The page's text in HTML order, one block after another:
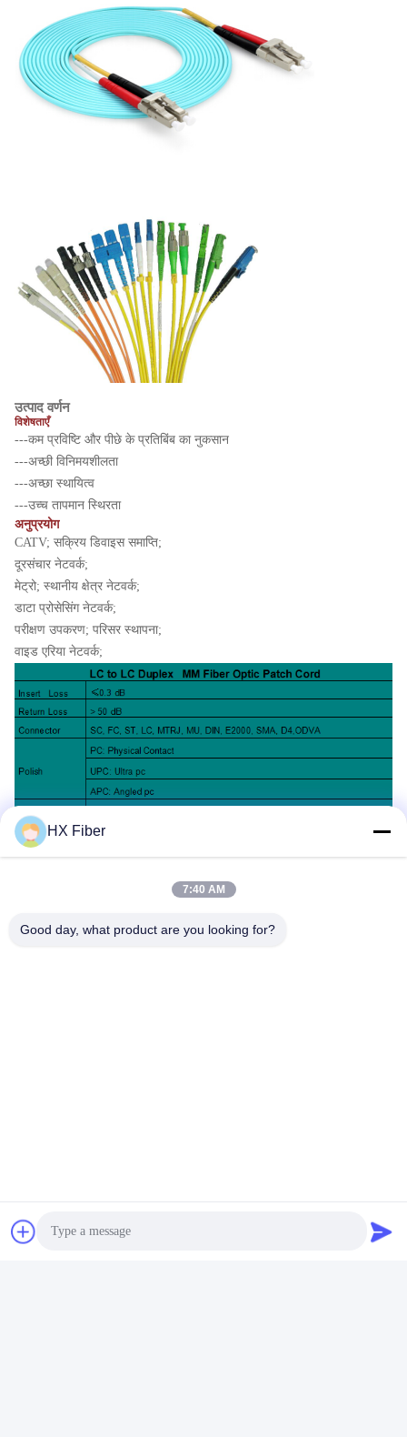
उत्पाद वर्णन
विशेषताएँ
---कम प्रविष्टि और पीछे के प्रतिबिंब का नुकसान
---अच्छी विनिमयशीलता
---अच्छा स्थायित्व
---उच्च तापमान स्थिरता
अनुप्रयोग
CATV; सक्रिय डिवाइस समाप्ति;
दूरसंचार नेटवर्क;
मेट्रो; स्थानीय क्षेत्र नेटवर्क;
डाटा प्रोसेसिंग नेटवर्क;
परीक्षण उपकरण; परिसर स्थापना;
वाइड एरिया नेटवर्क;
HX Fiber
7:40 AM
Good day, what product are you looking for?